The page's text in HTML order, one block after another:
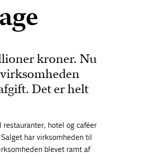
kroner. Nu
Det er helt
hotel og caféer
har virksomheden til
blevet ramt af